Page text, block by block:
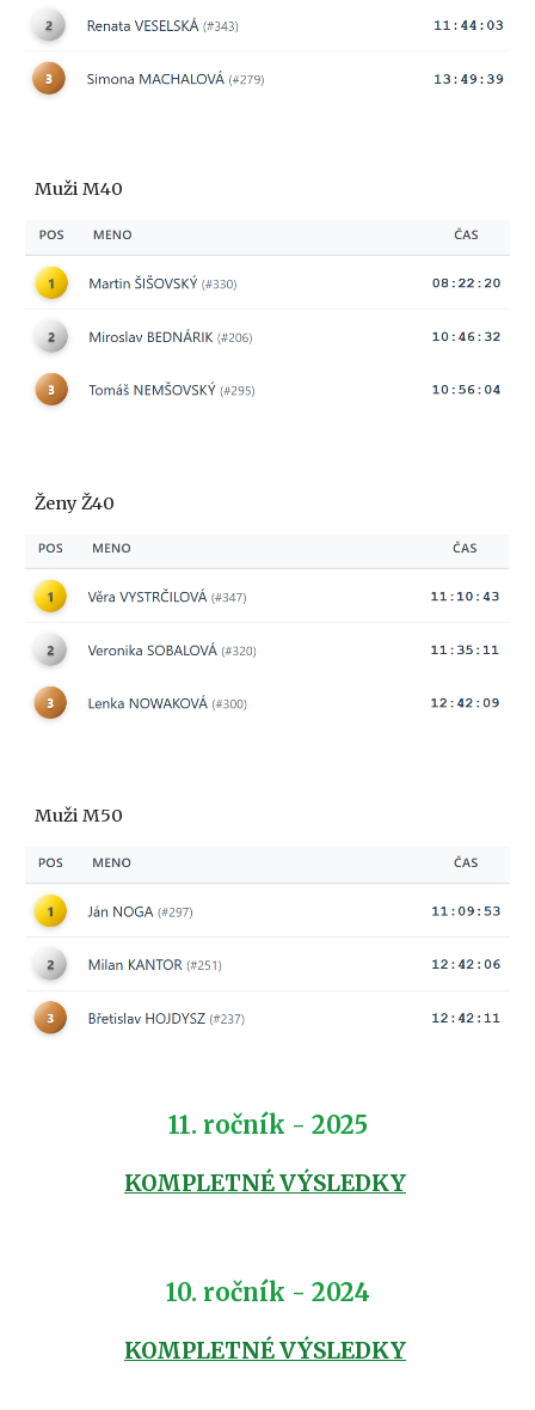
Muži M40
Ženy Ž40
Muži M50
11. ročník - 2025
KOMPLETNÉ VÝSLEDKY
10. ročník - 2024
KOMPLETNÉ VÝSLEDKY